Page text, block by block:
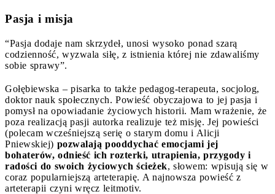
Pasja i misja
“Pasja dodaje nam skrzydeł, unosi wysoko ponad szarą
codzienność, wyzwala siłę, z istnienia której nie zdawaliśmy
sobie sprawy”.
Gołębiewska – pisarka to także pedagog-terapeuta, socjolog,
doktor nauk społecznych. Powieść obyczajowa to jej pasja i
pomysł na opowiadanie życiowych historii. Mam wrażenie, że
poza realizacją pasji autorka realizuje też misję. Jej powieści
(polecam wcześniejszą serię o starym domu i Alicji
Pniewskiej) pozwalają pooddychać emocjami jej
bohaterów, odnieść ich rozterki, utrapienia, przygody i
radości do swoich życiowych ścieżek, słowem: wpisują się w
coraz popularniejszą arteterapię. A najnowsza powieść z
arteterapii czyni wręcz leitmotiv.